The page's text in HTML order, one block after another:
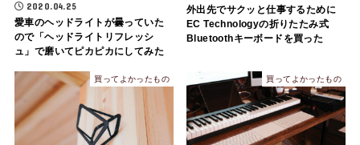
2020.04.25
愛車のヘッドライトが曇っていた
ので「ヘッドライトリフレッシ
ュ」で磨いてピカピカにしてみた
外出先でサクッと仕事するために
EC Technologyの折りたたみ式
Bluetoothキーボードを買った
買ってよかったもの 買ってよかったもの